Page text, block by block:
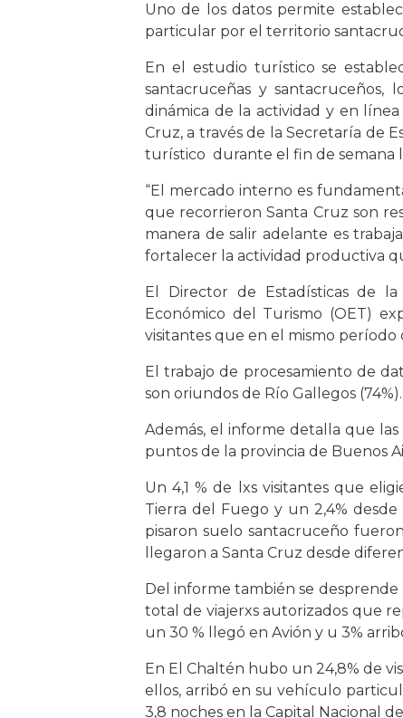
Uno de los datos permite
particular por el territorio
En el estudio turístico se
santacruceñas y
dinámica de la actividad y en
Cruz, a través de la Secretaría de
turístico durante el fin de semana
“El mercado interno es
que recorrieron Santa Cruz son
manera de salir adelante es
fortalecer la actividad productiva
El Director de Estadísticas de
Económico del Turismo (OET)
visitantes que en el mismo período
El trabajo de procesamiento de
son oriundos de Río Gallegos (74%).
Además, el informe detalla que
puntos de la provincia de Buenos
Un 4,1 % de lxs visitantes que
Tierra del Fuego y un 2,4%
pisaron suelo santacruceño
llegaron a Santa Cruz desde
Del informe también se desprende
total de viajerxs autorizados que
un 30 % llegó en Avión y u 3%
En El Chaltén hubo un 24,8% de
ellos, arribó en su vehículo
3,8 noches en la Capital Nacional